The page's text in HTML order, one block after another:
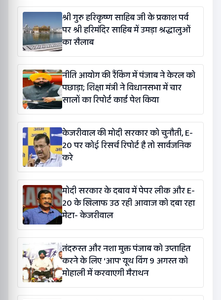
श्री गुरु हरिकृष्ण साहिब जी के प्रकाश पर्व
पर श्री हरिमंदिर साहिब में उमड़ा श्रद्धालुओं
का सैलाब
नीति आयोग की रैंकिंग में पंजाब ने केरल को
पछाड़ा; शिक्षा मंत्री ने विधानसभा में चार
सालों का रिपोर्ट कार्ड पेश किया
केजरीवाल की मोदी सरकार को चुनौती, E-
20 पर कोई रिसर्च रिपोर्ट है तो सार्वजनिक
करे
मोदी सरकार के दबाव में पेपर लीक और E-
20 के खिलाफ उठ रही आवाज को दबा रहा
मेटा- केजरीवाल
तंदरुस्त और नशा मुक्त पंजाब को उप्ताहित
करने के लिए ‘आप’ यूथ विंग 9 अगस्त को
मोहाली में करवाएगी मैराथन